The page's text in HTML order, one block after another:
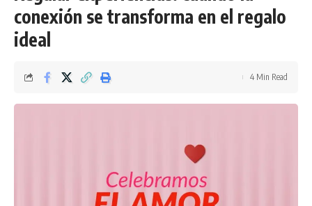
conexión se transforma en el regalo
ideal
4 Min Read